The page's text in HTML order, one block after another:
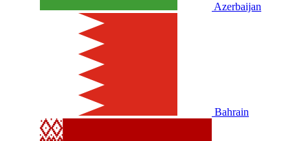
Azerbaijan
Bahrain